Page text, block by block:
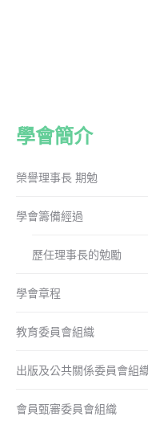
學會簡介
榮譽理事長 期勉
學會籌備經過
歷任理事長的勉勵
學會章程
教育委員會組織
出版及公共關係委員會組
會員甄審委員會組織